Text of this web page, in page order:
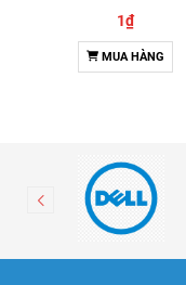
1₫
MUA HÀNG